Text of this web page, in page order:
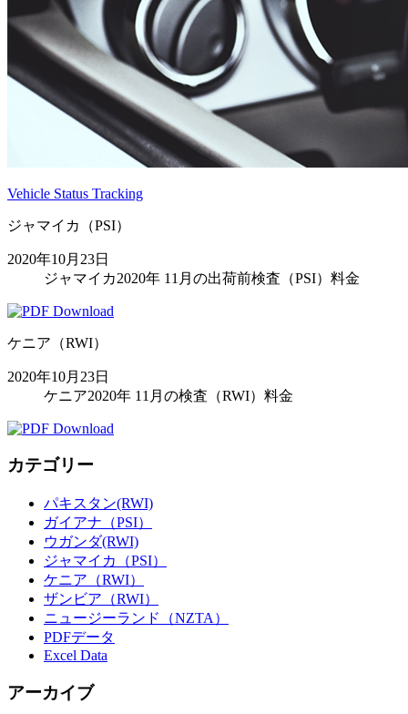
Vehicle Status Tracking
ジャマイカ（PSI）
2020年10月23日
ジャマイカ2020年 11月の出荷前検査（PSI）料金
ケニア（RWI）
2020年10月23日
ケニア2020年 11月の検査（RWI）料金
カテゴリー
パキスタン(RWI)
ガイアナ（PSI）
ウガンダ(RWI)
ジャマイカ（PSI）
ケニア（RWI）
ザンビア（RWI）
ニュージーランド（NZTA）
PDFデータ
Excel Data
アーカイブ